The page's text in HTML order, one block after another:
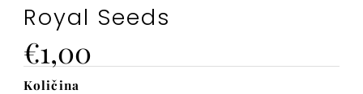
Royal Seeds
Cena
€1,00
Na
Količina